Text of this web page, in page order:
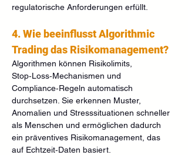
regulatorische Anforderungen erfüllt.
4. Wie beeinflusst Algorithmic
Trading das Risikomanagement?
Algorithmen können Risikolimits,
Stop‑Loss‑Mechanismen und
Compliance‑Regeln automatisch
durchsetzen. Sie erkennen Muster,
Anomalien und Stresssituationen schneller
als Menschen und ermöglichen dadurch
ein präventives Risikomanagement, das
auf Echtzeit‑Daten basiert.